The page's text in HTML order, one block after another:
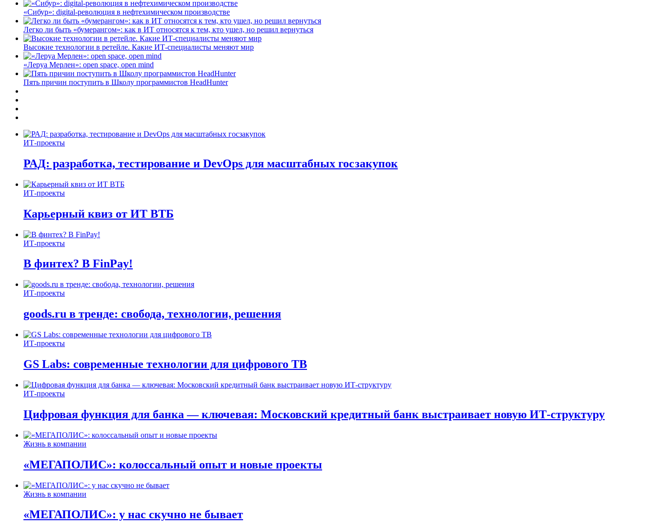
«Сибур»: digital-революция в нефтехимическом производстве
Легко ли быть «бумерангом»: как в ИТ относятся к тем, кто ушел, но решил вернуться
Высокие технологии в ретейле. Какие ИТ-специалисты меняют мир
«Леруа Мерлен»: open space, open mind
Пять причин поступить в Школу программистов HeadHunter
ИТ-проекты
РАД: разработка, тестирование и DevOps для масштабных госзакупок
ИТ-проекты
Карьерный квиз от ИТ ВТБ
ИТ-проекты
В финтех? В FinPay!
ИТ-проекты
goods.ru в тренде: свобода, технологии, решения
ИТ-проекты
GS Labs: современные технологии для цифрового ТВ
ИТ-проекты
Цифровая функция для банка — ключевая: Московский кредитный банк выстраивает новую ИТ-структуру
Жизнь в компании
«МЕГАПОЛИС»: колоссальный опыт и новые проекты
Жизнь в компании
«МЕГАПОЛИС»: у нас скучно не бывает